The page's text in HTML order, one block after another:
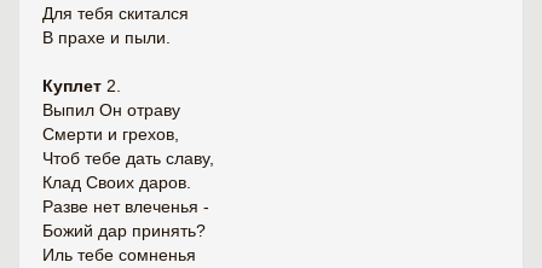
Для тебя скитался
В прахе и пыли.
Куплет 2.
Выпил Он отраву
Смерти и грехов,
Чтоб тебе дать славу,
Клад Своих даров.
Разве нет влеченья -
Божий дар принять?
Иль тебе сомненья